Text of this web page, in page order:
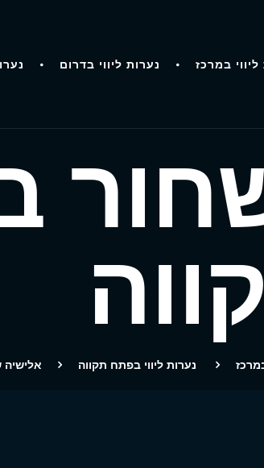
נערות ליווי בדרום ליווי במרכז
נערות ליווי בפתח תקווה